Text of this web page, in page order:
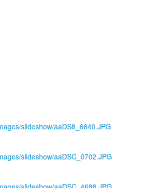
slideshow/aaDS8_6640.JPG
slideshow/aaDSC_0702.JPG